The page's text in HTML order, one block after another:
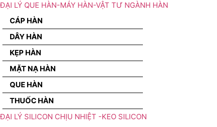
ĐẠI LÝ QUE HÀN-MÁY HÀN-VẬT TƯ NGÀNH HÀN
CÁP HÀN
DÂY HÀN
KẸP HÀN
MẶT NẠ HÀN
QUE HÀN
THUỐC HÀN
ĐẠI LÝ SILICON CHỊU NHIỆT -KEO SILICON